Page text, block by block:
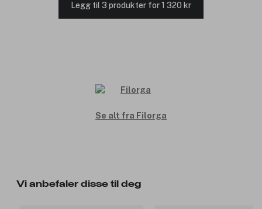
Legg til 3 produkter for 1 320 kr
Se alt fra Filorga
Vi anbefaler disse til deg